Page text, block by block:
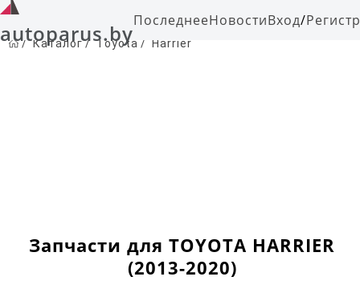
autoparus.byПоследнееНовостиВход/
/ Каталог/ Toyota / Harrier
Запчасти для TOYOTA HARRIER
(2013-2020)